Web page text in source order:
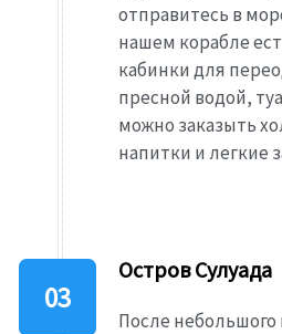
отправитесь в
нашем корабле
кабинки для
пресной водой,
можно заказыть
напитки и легкие
Остров Сулуада
После